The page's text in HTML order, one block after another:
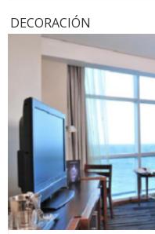
DECORACIÓN